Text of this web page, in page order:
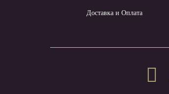
Доставка и Оплата